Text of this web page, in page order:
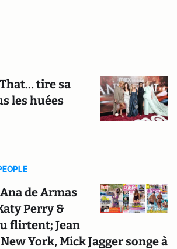
tire sa
les huées
de Armas
Perry &
flirtent; Jean
New York, Mick Jagger songe à